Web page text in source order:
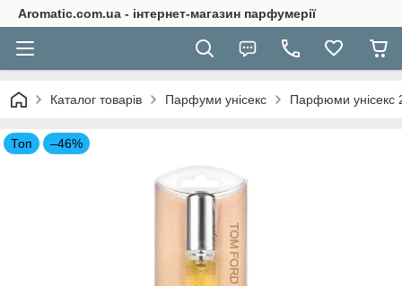
Aromatic.com.ua - інтернет-магазин парфумерії
Каталог товарів Парфуми унісекс Парфюми унісекс
Топ –46%